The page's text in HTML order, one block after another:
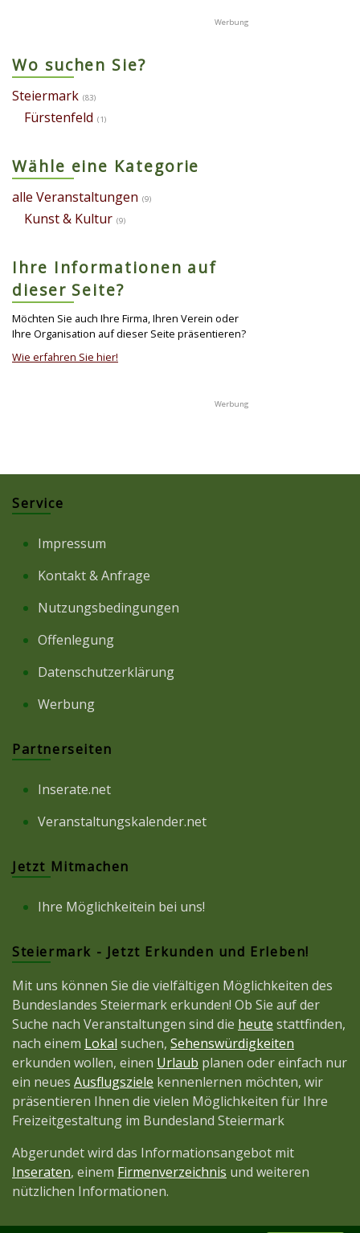
Wo suchen Sie?
Steiermark (83)
Fürstenfeld (1)
Wähle eine Kategorie
alle Veranstaltungen (9)
Kunst & Kultur (9)
Ihre Informationen auf
dieser Seite?
Möchten Sie auch Ihre Firma, Ihren Verein oder
Ihre Organisation auf dieser Seite präsentieren?
Wie erfahren Sie hier!
Service
Impressum
Kontakt & Anfrage
Nutzungsbedingungen
Offenlegung
Datenschutzerklärung
Werbung
Partnerseiten
Inserate.net
Veranstaltungskalender.net
Jetzt Mitmachen
Ihre Möglichkeitein bei uns!
Steiermark - Jetzt Erkunden und Erleben!
Mit uns können Sie die vielfältigen Möglichkeiten des
Bundeslandes Steiermark erkunden! Ob Sie auf der
Suche nach Veranstaltungen sind die heute stattfinden,
nach einem Lokal suchen, Sehenswürdigkeiten
erkunden wollen, einen Urlaub planen oder einfach nur
ein neues Ausflugsziele kennenlernen möchten, wir
präsentieren Ihnen die vielen Möglichkeiten für Ihre
Freizeitgestaltung im Bundesland Steiermark
Abgerundet wird das Informationsangebot mit
Inseraten, einem Firmenverzeichnis und weiteren
nützlichen Informationen.